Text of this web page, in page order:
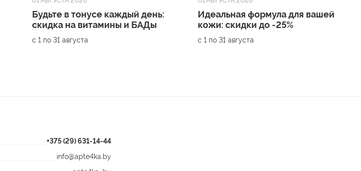
Будьте в тонусе каждый день:
скидка на витамины и БАДы
с 1 по 31 августа
Идеальная формула для вашей
кожи: скидки до -25%
с 1 по 31 августа
+375 (29) 631-14-44
info@apte4ka.by